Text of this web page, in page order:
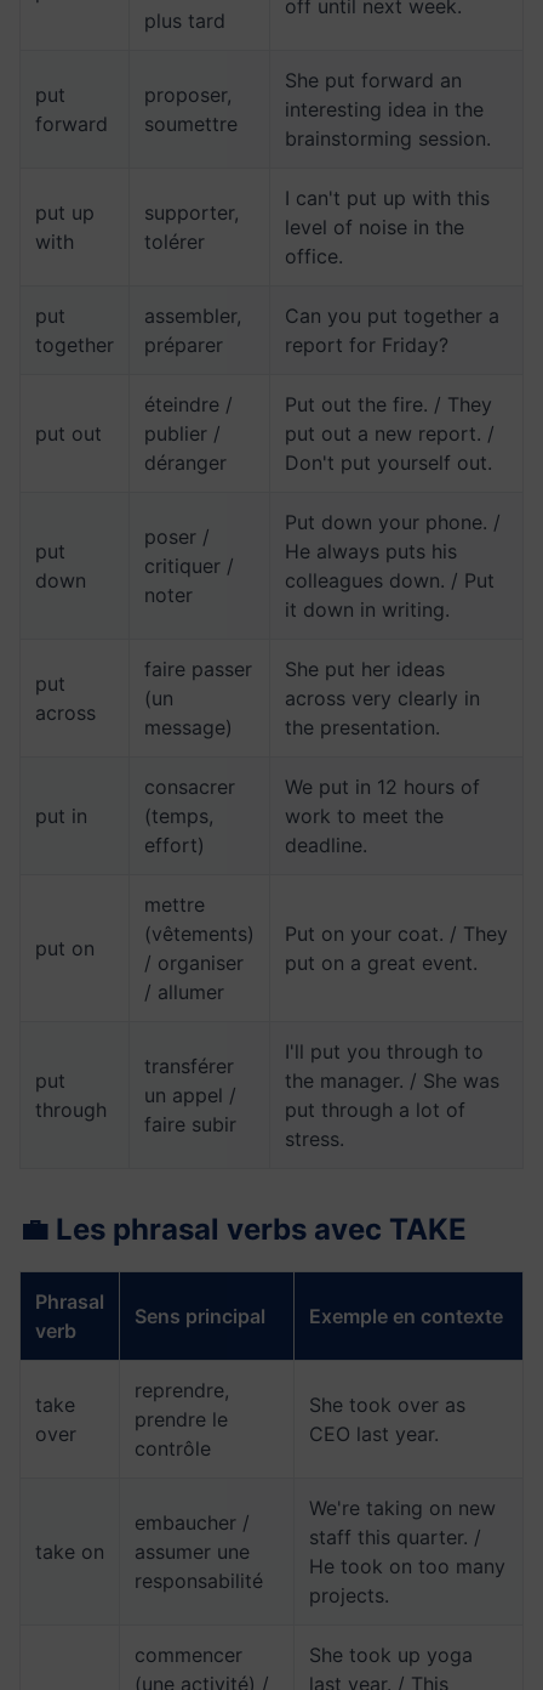
plus tard
off until next week.
put
forward
proposer,
soumettre
She put forward an
interesting idea in the
brainstorming session.
put up
with
supporter,
tolérer
I can't put up with this
level of noise in the
office.
put
together
assembler,
préparer
Can you put together a
report for Friday?
put out
éteindre /
publier /
déranger
Put out the fire. / They
put out a new report. /
Don't put yourself out.
put
down
poser /
critiquer /
noter
Put down your phone. /
He always puts his
colleagues down. / Put
it down in writing.
put
across
faire passer
(un
message)
She put her ideas
across very clearly in
the presentation.
put in
consacrer
(temps,
effort)
We put in 12 hours of
work to meet the
deadline.
put on
mettre
(vêtements)
/ organiser
/ allumer
Put on your coat. / They
put on a great event.
put
through
transférer
un appel /
faire subir
I'll put you through to
the manager. / She was
put through a lot of
stress.
💼 Les phrasal verbs avec TAKE
Phrasal
verb
Sens principal Exemple en contexte
take
over
reprendre,
prendre le
contrôle
She took over as
CEO last year.
take on
embaucher /
assumer une
responsabilité
We're taking on new
staff this quarter. /
He took on too many
projects.
commencer
(une activité) /
She took up yoga
last year. / This